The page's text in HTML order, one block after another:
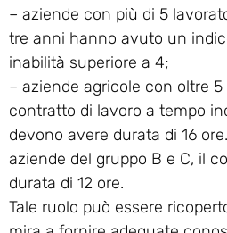
– aziende con più di 5
tre anni hanno avuto un
inabilità superiore a 4;
– aziende agricole con oltre
contratto di lavoro a tempo
devono avere durata di 16
aziende del gruppo B e C, il
durata di 12 ore.
Tale ruolo può essere